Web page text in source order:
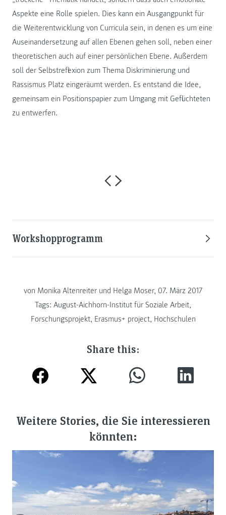
Aspekte eine Rolle spielen. Dies kann ein Ausgangpunkt für
die Weiterentwicklung von Curricula sein, in denen es um eine
Auseinandersetzung auf allen Ebenen gehen soll, neben einer
theoretischen auch auf einer persönlichen Ebene. Außerdem
soll der Selbstreflexion zum Thema Diskriminierung und
Rassismus Platz eingeräumt werden. Es entstand die Idee,
gemeinsam ein Positionspapier zum Umgang mit Geflüchteten
zu entwerfen.
Workshopprogramm
von Monika Altenreiter und Helga Moser, 07. März 2017
Tags: August-Aichhorn-Institut für Soziale Arbeit,
Forschungsprojekt, Erasmus+ project, Hochschulen
Share this:
Weitere Stories, die Sie interessieren
könnten: